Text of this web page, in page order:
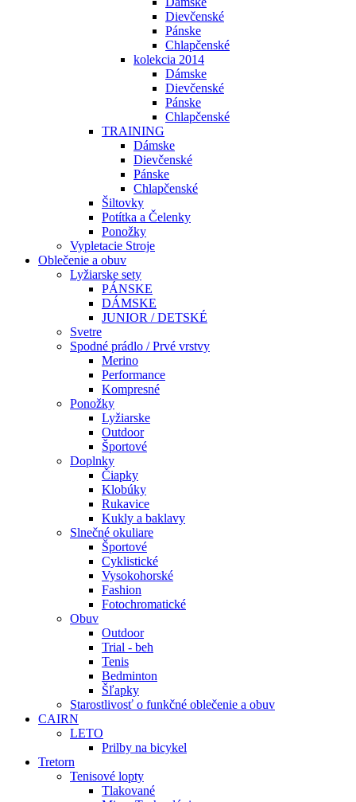
Dievčenské
Pánske
Chlapčenské
kolekcia 2014
Dámske
Dievčenské
Pánske
Chlapčenské
TRAINING
Dámske
Dievčenské
Pánske
Chlapčenské
Šiltovky
Potítka a Čelenky
Ponožky
Vypletacie Stroje
Oblečenie a obuv
Lyžiarske sety
PÁNSKE
DÁMSKE
JUNIOR / DETSKÉ
Svetre
Spodné prádlo / Prvé vrstvy
Merino
Performance
Kompresné
Ponožky
Lyžiarske
Outdoor
Športové
Doplnky
Čiapky
Klobúky
Rukavice
Kukly a baklavy
Slnečné okuliare
Športové
Cyklistické
Vysokohorské
Fashion
Fotochromatické
Obuv
Outdoor
Trial - beh
Tenis
Bedminton
Šľapky
Starostlivosť o funkčné oblečenie a obuv
CAIRN
LETO
Prilby na bicykel
Tretorn
Tenisové lopty
Tlakované